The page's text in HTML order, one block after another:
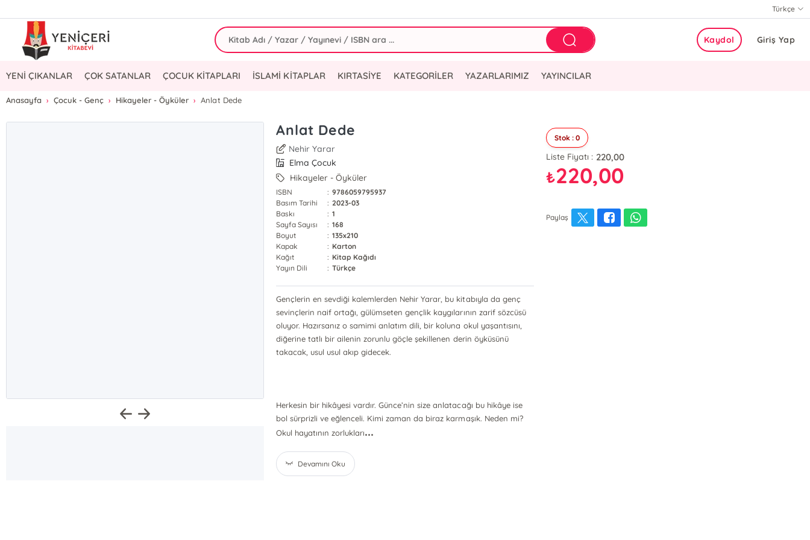
Türkçe
Giriş Yap
Kaydol
YENİ ÇIKANLAR ÇOK SATANLAR ÇOCUK KİTAPLARI İSLAMİ KİTAPLAR KIRTASİYE KATEGORİLER YAZARLARIMIZ YAYINCILAR
Anasayfa Çocuk - Genç Hikayeler - Öyküler Anlat Dede
Anlat Dede
Nehir Yarar
Elma Çocuk
Hikayeler - Öyküler
ISBN : 9786059795937
Basım Tarihi
: 2023-03
Baskı
: 1
Sayfa Sayısı
: 168
Boyut
: 135x210
Kapak
: Karton
Kağıt
: Kitap Kağıdı
Yayın Dili
: Türkçe
Gençlerin en sevdiği kalemlerden Nehir Yarar, bu kitabıyla da genç
sevinçlerin naif ortağı, gülümseten gençlik kaygılarının zarif sözcüsü
oluyor. Hazırsanız o samimi anlatım dili, bir koluna okul yaşantısını,
diğerine tatlı bir ailenin zorunlu göçle şekillenen derin öyküsünü
takacak, usul usul akıp gidecek.
Herkesin bir hikâyesi vardır. Günce’nin size anlatacağı bu hikâye ise
bol sürprizli ve eğlenceli. Kimi zaman da biraz karmaşık. Neden mi?
Okul hayatının zorlukları...
Devamını Oku
Stok : 0
Liste Fiyatı : 220,00
₺220,00
Paylaş